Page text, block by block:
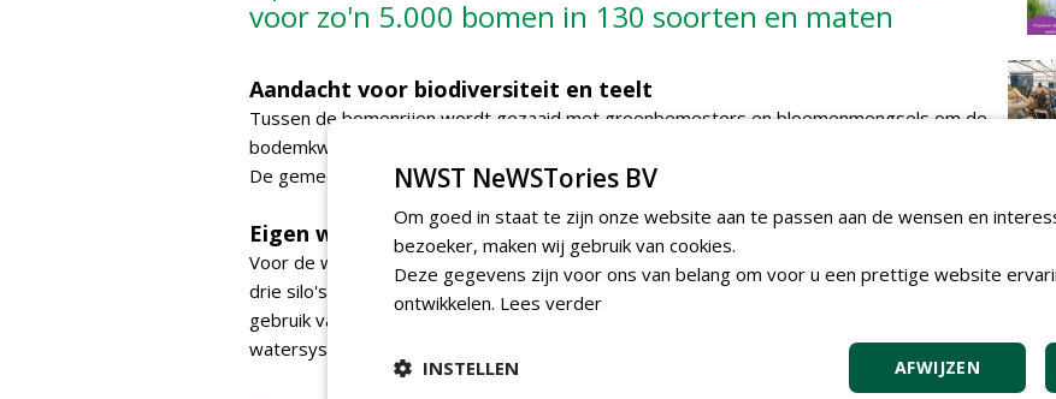
voor zo'n 5.000 bomen in 130 soorten en maten
Aandacht voor biodiversiteit en teelt
Tussen de bomenrijen wordt gezaaid met groenbemesters en bloemenmengsels om de
bodemkwaliteit en biodiversiteit te verbeteren. De bomen worden biologisch gekweekt.
De gemeente gebruikt al sinds 2006 geen chemische bestrijdingsmiddelen meer.
Eigen watersysteem
Voor de watervoorziening maakt de kwekerij gebruik van regenwater. In de kas staan
drie silo's met een gezamenlijke opslag van ruim 400.000 liter. Daarmee wordt het
gebruik van drink- en grondwater beperkt. Voor het buitenterrein is een apart
watersysteem aangelegd.
NWST NeWSTories BV
Om goed in staat te zijn onze website aan te passen aan de wensen en
bezoeker, maken wij gebruik van cookies.
Deze gegevens zijn voor ons van belang om voor u een prettige website
ontwikkelen. Lees verder
AFWIJZEN
INSTELLEN